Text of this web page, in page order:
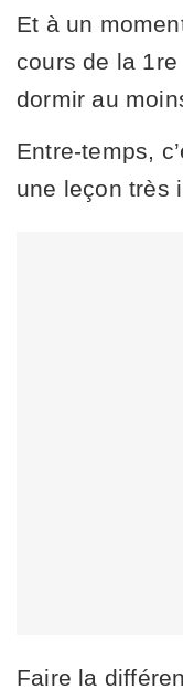
Et à un
cours de la
dormir au
Entre-temps,
une leçon très
Faire la